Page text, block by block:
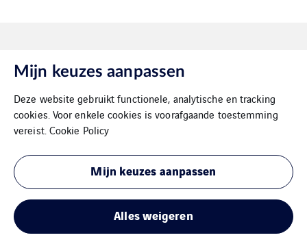
VINCI Energies Belgium
The Agility Effect
Algemene Voorwaarden
Juridische informatie
Mijn keuzes aanpassen
Deze website gebruikt functionele, analytische en tracking
cookies. Voor enkele cookies is voorafgaande toestemming
vereist. Cookie Policy
Mijn keuzes aanpassen
Alles weigeren